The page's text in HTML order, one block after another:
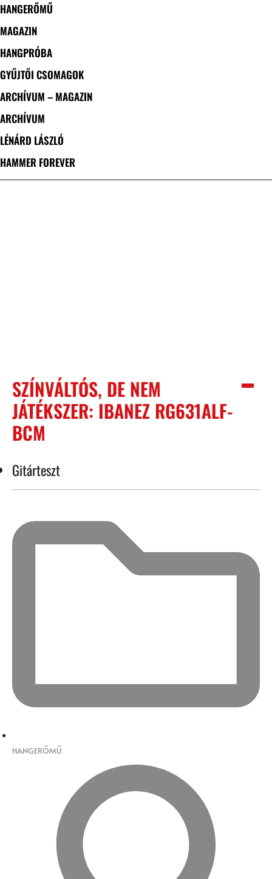
HANGERŐMŰ
MAGAZIN
HANGPRÓBA
GYŰJTŐI CSOMAGOK
ARCHÍVUM – MAGAZIN
ARCHÍVUM
LÉNÁRD LÁSZLÓ
HAMMER FOREVER
SZÍNVÁLTÓS, DE NEM
JÁTÉKSZER: IBANEZ RG631ALF-
BCM
Gitárteszt
HANGERŐMŰ